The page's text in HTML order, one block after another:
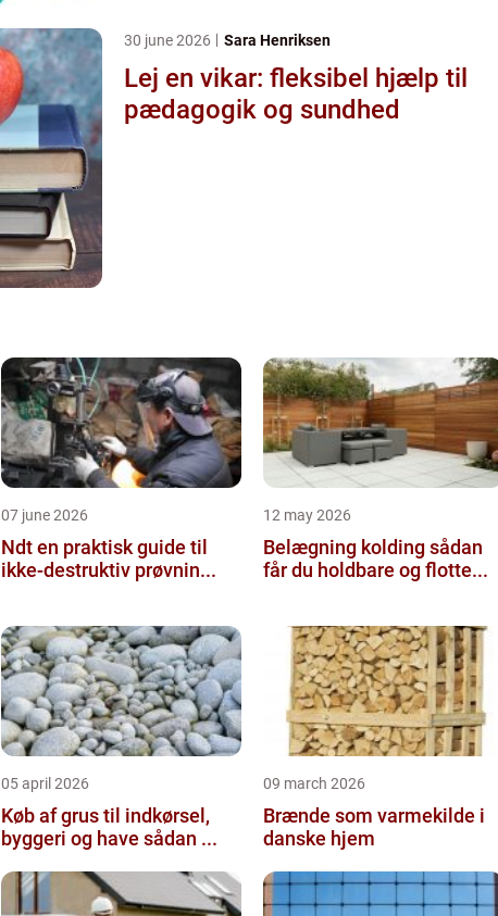
30 june 2026 Sara Henriksen
Lej en vikar: fleksibel hjælp til
pædagogik og sundhed
07 june 2026
Ndt en praktisk guide til
ikke-destruktiv prøvnin...
12 may 2026
Belægning kolding sådan
får du holdbare og flotte...
05 april 2026
Køb af grus til indkørsel,
byggeri og have sådan ...
09 march 2026
Brænde som varmekilde i
danske hjem